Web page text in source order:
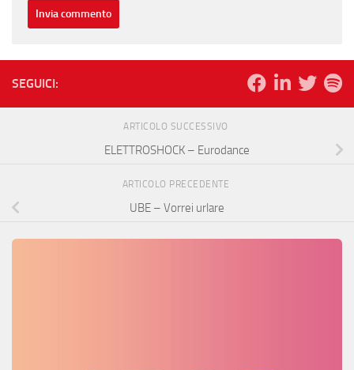
SEGUICI:
ARTICOLO SUCCESSIVO
ELETTROSHOCK – Eurodance
ARTICOLO PRECEDENTE
UBE – Vorrei urlare